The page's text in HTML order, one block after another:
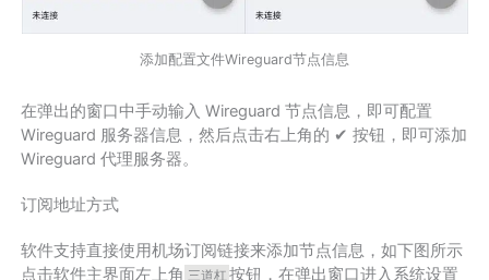
添加配置文件Wireguard节点信息
在弹出的窗口中手动输入 Wireguard 节点信息，即可配置
Wireguard 服务器信息，然后点击右上角的 ✔ 按钮，即可添加
Wireguard 代理服务器。
订阅地址方式
软件支持直接使用机场订阅链接来添加节点信息，如下图所示
点击软件主界面左上角 三道杠 按钮，在弹出窗口进入系统设置